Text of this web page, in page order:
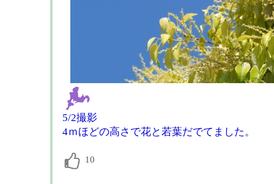
5/2撮影
4ｍほどの高さで花と若葉だでてました。